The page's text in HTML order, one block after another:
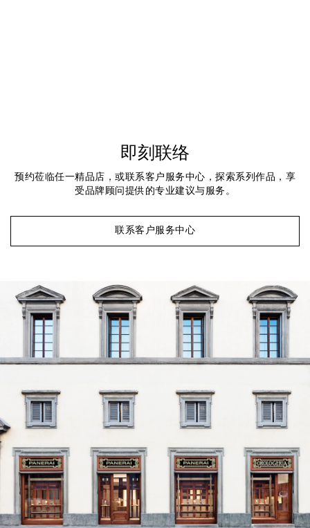
即刻联络
预约莅临任一精品店，或联系客户服务中心，探索系列作品，享
受品牌顾问提供的专业建议与服务。
联系客户服务中心